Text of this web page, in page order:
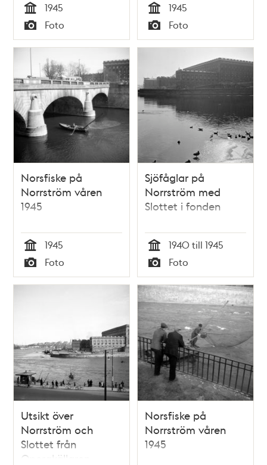
Tid
1945
Typ
Foto Tid
1945
Typ
Foto
Norsfiske på
Norrström våren
1945
Tid
1945
Typ
Foto
Sjöfåglar på
Norrström med
Slottet i fonden
Tid
1940 till 1945
Typ
Foto
Utsikt över
Norrström och
Slottet från
Operakällaren
Norsfiske på
Norrström våren
1945